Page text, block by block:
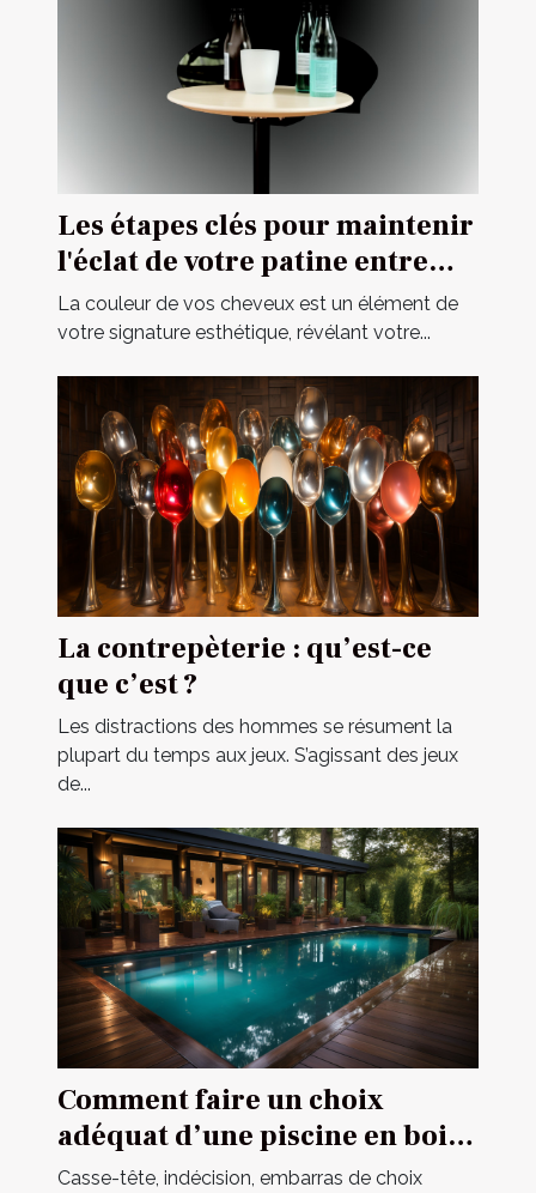
Les étapes clés pour maintenir
l'éclat de votre patine entre
deux visites chez le coiffeur
La couleur de vos cheveux est un élément de
votre signature esthétique, révélant votre...
La contrepèterie : qu’est-ce
que c’est ?
Les distractions des hommes se résument la
plupart du temps aux jeux. S’agissant des jeux
de...
Comment faire un choix
adéquat d’une piscine en bois
en 2021 ?
Casse-tête, indécision, embarras de choix